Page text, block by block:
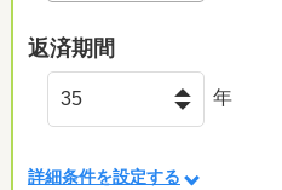
返済期間
年
詳細条件を設定する